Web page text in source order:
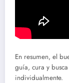
En resumen, el
guía, cura y busca
individualmente.